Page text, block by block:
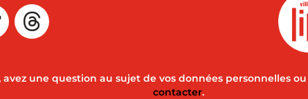
une question au sujet de vos données personnelles
contacter.